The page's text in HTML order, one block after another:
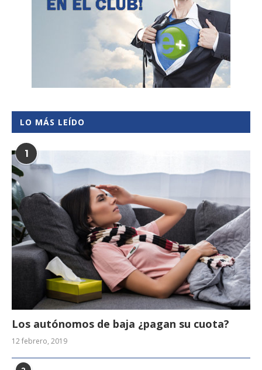
LO MÁS LEÍDO
1
Los autónomos de baja ¿pagan su cuota?
12 febrero, 2019